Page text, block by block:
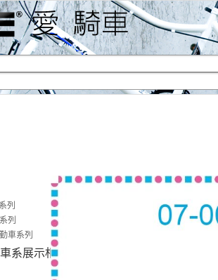
車系展示相簿賞圖
列
列
車系列